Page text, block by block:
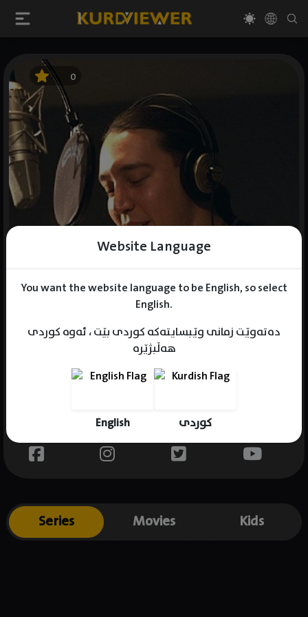
Website Language
You want the website language to be English, so select
English.
دەتەوێت زمانی وێبسایتەکە کوردی بێت ، ئەوە کوردی
هەڵبژێرە
English کوردی
0
Gender : male
Place of birth : USA
Series Movies Kids